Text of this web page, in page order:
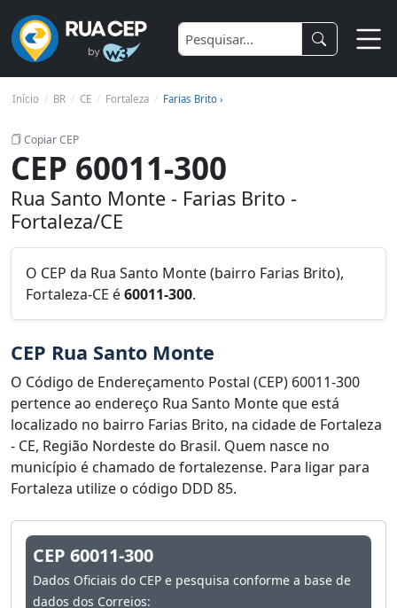
Início BR CE Fortaleza Farias Brito ›
Copiar CEP
CEP 60011-300
Rua Santo Monte - Farias Brito -
Fortaleza/CE
O CEP da Rua Santo Monte (bairro Farias Brito),
Fortaleza-CE é60011-300.
CEP Rua Santo Monte
O Código de Endereçamento Postal (CEP) 60011-300
pertence ao endereço Rua Santo Monte que está
localizado no bairro Farias Brito, na cidade de Fortaleza
- CE, Região Nordeste do Brasil. Quem nasce no
município é chamado de fortalezense. Para ligar para
Fortaleza utilize o código DDD 85.
CEP 60011-300
Dados Oficiais do CEP e pesquisa conforme a base de
dados dos Correios: